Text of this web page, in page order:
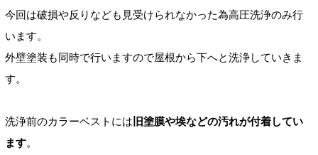
今回は破損や反りなども見受けられなかった為高圧洗浄のみ行
います。
外壁塗装も同時で行いますので屋根から下へと洗浄していきま
す。
洗浄前のカラーベストには 旧塗膜や埃などの汚れが付着してい
ます。